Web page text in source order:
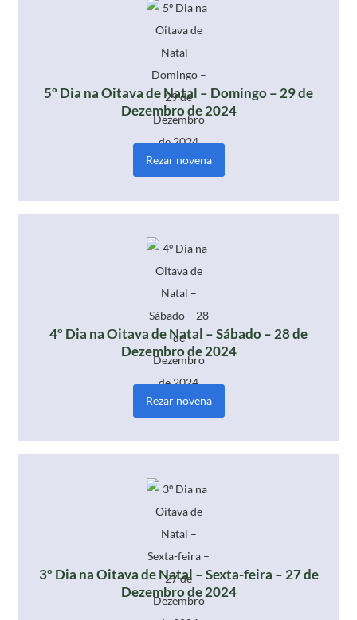
5º Dia na Oitava de Natal – Domingo – 29 de
Dezembro de 2024
Rezar novena
4º Dia na Oitava de Natal – Sábado – 28 de
Dezembro de 2024
Rezar novena
3º Dia na Oitava de Natal – Sexta-feira – 27 de
Dezembro de 2024